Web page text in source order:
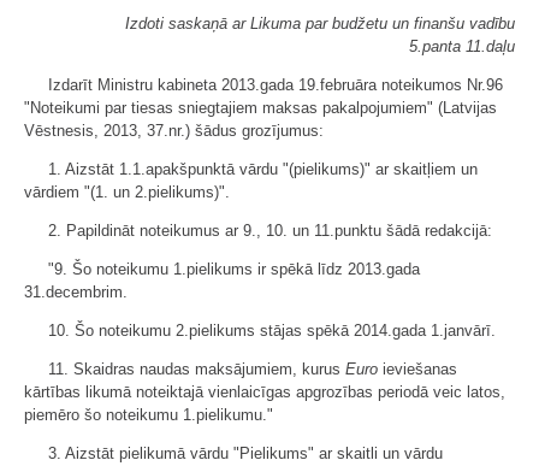
Izdoti saskaņā ar Likuma par budžetu un finanšu vadību
5.panta 11.daļu
Izdarīt Ministru kabineta 2013.gada 19.februāra noteikumos Nr.96
"Noteikumi par tiesas sniegtajiem maksas pakalpojumiem" (Latvijas
Vēstnesis, 2013, 37.nr.) šādus grozījumus:
1. Aizstāt 1.1.apakšpunktā vārdu "(pielikums)" ar skaitļiem un
vārdiem "(1. un 2.pielikums)".
2. Papildināt noteikumus ar 9., 10. un 11.punktu šādā redakcijā:
"9. Šo noteikumu 1.pielikums ir spēkā līdz 2013.gada
31.decembrim.
10. Šo noteikumu 2.pielikums stājas spēkā 2014.gada 1.janvārī.
11. Skaidras naudas maksājumiem, kurus Euro ieviešanas
kārtības likumā noteiktajā vienlaicīgas apgrozības periodā veic latos,
piemēro šo noteikumu 1.pielikumu."
3. Aizstāt pielikumā vārdu "Pielikums" ar skaitli un vārdu